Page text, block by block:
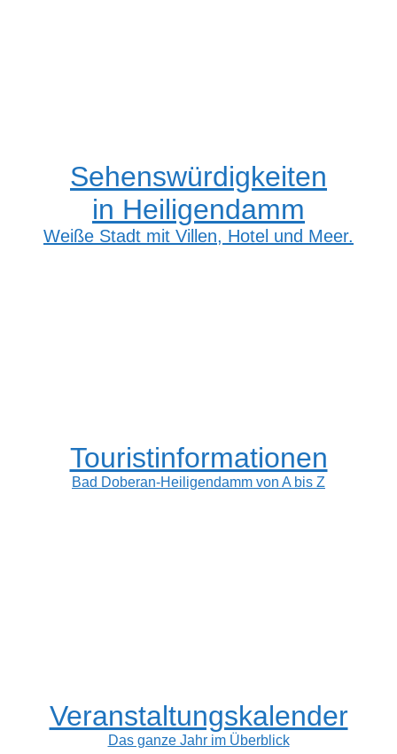
Sehenswürdigkeiten
in Heiligendamm
Weiße Stadt mit Villen, Hotel und Meer.
Touristinformationen
Bad Doberan-Heiligendamm von A bis Z
Veranstaltungskalender
Das ganze Jahr im Überblick